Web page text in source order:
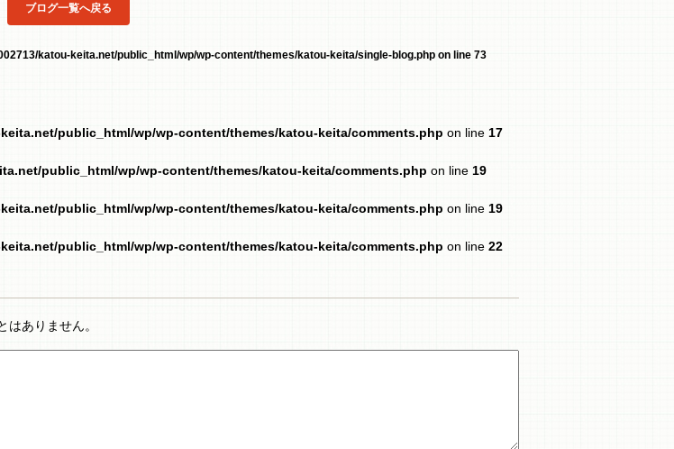
ブログ一覧へ戻る
katou-keita.net/public_html/wp/wp-content/themes/katou-keita/single-blog.phpon line 73
public_html/wp/wp-content/themes/katou-keita/comments.php on line 17
public_html/wp/wp-content/themes/katou-keita/comments.php on line 19
public_html/wp/wp-content/themes/katou-keita/comments.php on line 19
public_html/wp/wp-content/themes/katou-keita/comments.php on line 22
ありません。